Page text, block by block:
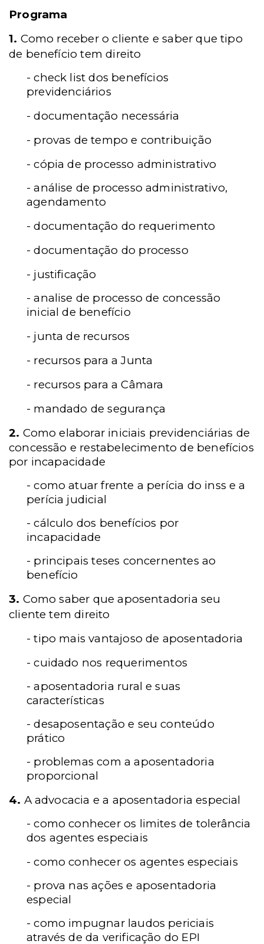
Programa
1. Como receber o cliente e saber que tipo
de benefício tem direito
- check list dos benefícios
previdenciários
- documentação necessária
- provas de tempo e contribuição
- cópia de processo administrativo
- análise de processo administrativo,
agendamento
- documentação do requerimento
- documentação do processo
- justificação
- analise de processo de concessão
inicial de benefício
- junta de recursos
- recursos para a Junta
- recursos para a Câmara
- mandado de segurança
2. Como elaborar iniciais previdenciárias de
concessão e restabelecimento de benefícios
por incapacidade
- como atuar frente a perícia do inss e a
perícia judicial
- cálculo dos benefícios por
incapacidade
- principais teses concernentes ao
benefício
3. Como saber que aposentadoria seu
cliente tem direito
- tipo mais vantajoso de aposentadoria
- cuidado nos requerimentos
- aposentadoria rural e suas
características
- desaposentação e seu conteúdo
prático
- problemas com a aposentadoria
proporcional
4. A advocacia e a aposentadoria especial
- como conhecer os limites de tolerância
dos agentes especiais
- como conhecer os agentes especiais
- prova nas ações e aposentadoria
especial
- como impugnar laudos periciais
através de da verificação do EPI